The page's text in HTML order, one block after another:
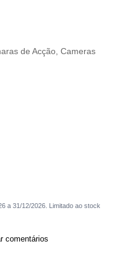
de Acção, Cameras
a 31/12/2026. Limitado ao stock
comentários